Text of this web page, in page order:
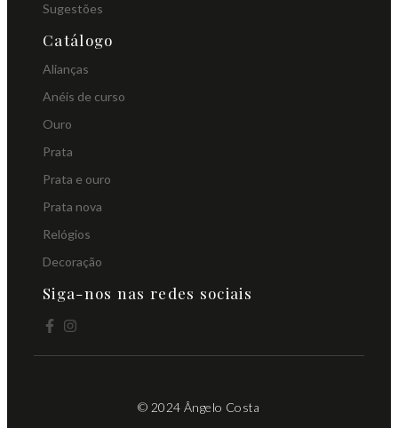
Sugestões
Catálogo
Alianças
Anéis de curso
Ouro
Prata
Prata e ouro
Prata nova
Relógios
Decoração
Siga-nos nas redes sociais
© 2024 Ângelo Costa